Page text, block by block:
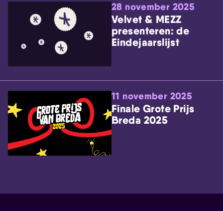
28 november 2025
Velvet & MEZZ
presenteren: de
Eindejaarslijst
11 november 2025
Finale Grote Prijs
Breda 2025